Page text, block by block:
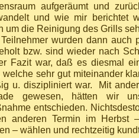
aufgeräumt und
und wie mir berichtet
um die Reinigung des Grills
wurden dann auch
bzw. sind wieder nach
Fazit war, daß es diesmal
welche sehr gut miteinander
u. diszipliniert war. Mit
gewesen, hätten wir
entschieden.
anderen Termin im Herbst
– wählen und rechtzeitig